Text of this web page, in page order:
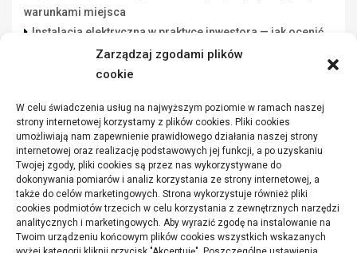
Zarządzaj zgodami plików
cookie
W celu świadczenia usług na najwyższym poziomie w ramach naszej
strony internetowej korzystamy z plików cookies. Pliki cookies
umożliwiają nam zapewnienie prawidłowego działania naszej strony
internetowej oraz realizację podstawowych jej funkcji, a po uzyskaniu
Twojej zgody, pliki cookies są przez nas wykorzystywane do
dokonywania pomiarów i analiz korzystania ze strony internetowej, a
także do celów marketingowych. Strona wykorzystuje również pliki
cookies podmiotów trzecich w celu korzystania z zewnętrznych narzędzi
analitycznych i marketingowych. Aby wyrazić zgodę na instalowanie na
Twoim urządzeniu końcowym plików cookies wszystkich wskazanych
warunkami miejsca
Instalacja elektryczna w praktyce inwestora — jak ocenić
wykonawcę rozsądnie
Lista danych do świadectwa energetycznego: co
Funkcjonalna przestrzeń robocza w warsztacie a jakość
wykonywanych zadań
Jakie parametry mają winylowe panele